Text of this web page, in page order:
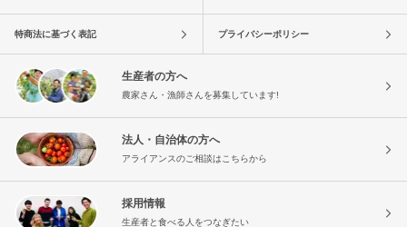
特商法に基づく表記 プライバシーポリシー
生産者の方へ
農家さん・漁師さんを募集しています!
法人・自治体の方へ
アライアンスのご相談はこちらから
採用情報
生産者と食べる人をつなぎたい